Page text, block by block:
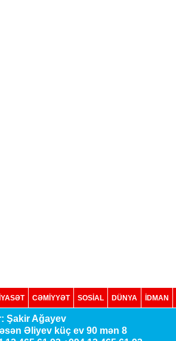
CƏMİYYƏT SOSIAL DÜNYA İDMAN
Şakir Ağayev
Əliyev küç ev 90 mən 8